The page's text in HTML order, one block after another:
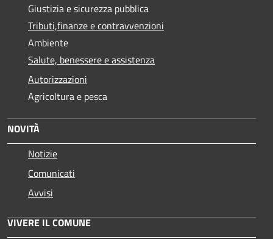
Giustizia e sicurezza pubblica
Tributi,finanze e contravvenzioni
Ambiente
Salute, benessere e assistenza
Autorizzazioni
Agricoltura e pesca
NOVITÀ
Notizie
Comunicati
Avvisi
VIVERE IL COMUNE